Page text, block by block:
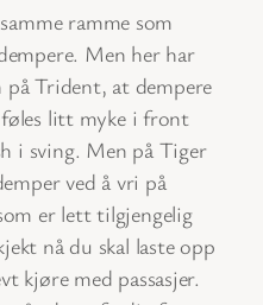
ramme som
Men her har
på Trident, at dempere
føles litt myke i front
i sving. Men på Tiger
ved å vri på
er lett tilgjengelig
nå du skal laste opp
kjøre med passasjer.